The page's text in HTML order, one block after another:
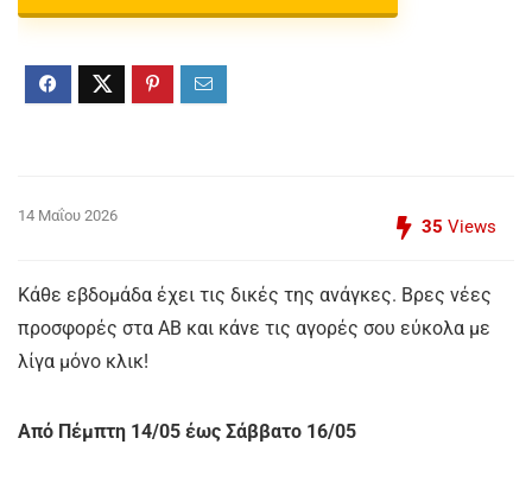
14 Μαΐου 2026
35 Views
Κάθε εβδομάδα έχει τις δικές της ανάγκες. Βρες νέες
προσφορές στα ΑΒ και κάνε τις αγορές σου εύκολα με
λίγα μόνο κλικ!
Από Πέμπτη 14/05 έως Σάββατο 16/05